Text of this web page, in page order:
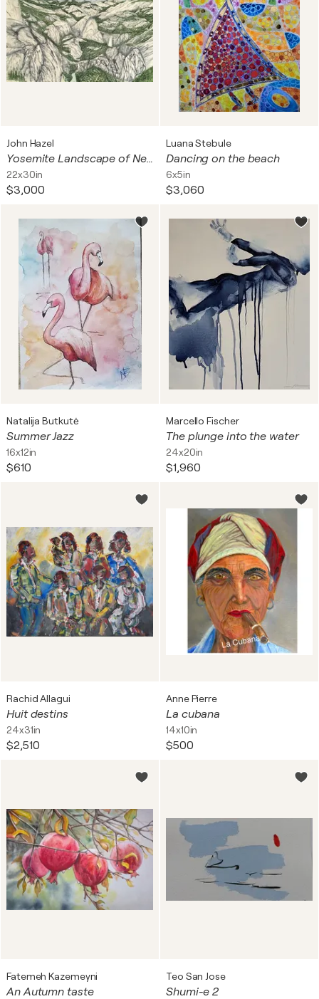
John Hazel
Yosemite Landscape of Nevada and Vernal Falls
22x30in
$3,000
Luana Stebule
Dancing on the beach
6x5in
$3,060
Natalija Butkutė
Summer Jazz
16x12in
$610
Marcello Fischer
The plunge into the water
24x20in
$1,960
Rachid Allagui
Huit destins
24x31in
$2,510
Anne Pierre
La cubana
14x10in
$500
Fatemeh Kazemeyni
An Autumn taste
Teo San Jose
Shumi-e 2